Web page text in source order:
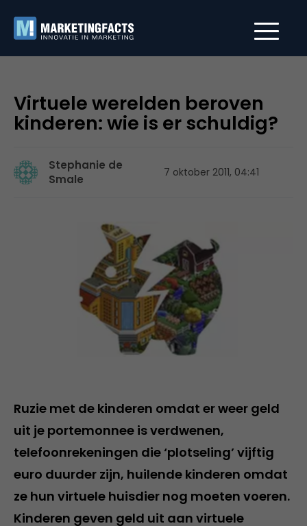
Virtuele werelden beroven
kinderen: wie is er schuldig?
Stephanie de
Smale
7 oktober 2011, 04:41
Ruzie met de kinderen omdat er weer geld
uit je portemonnee is verdwenen,
telefoonrekeningen die ‘plotseling’ vijftig
euro duurder zijn, huilende kinderen omdat
ze hun virtuele huisdier nog moeten voeren.
Kinderen geven geld uit aan virtuele